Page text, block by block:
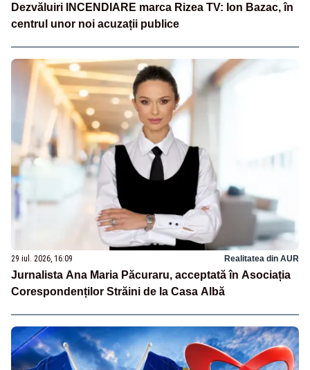
Dezvăluiri INCENDIARE marca Rizea TV: Ion Bazac, în
centrul unor noi acuzații publice
29 iul. 2026, 16:09 Realitatea din AUR
Jurnalista Ana Maria Păcuraru, acceptată în Asociația
Corespondenților Străini de la Casa Albă